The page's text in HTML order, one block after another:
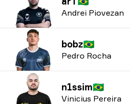
Andrei Piovezan
bobz🇧🇷
Pedro Rocha
n1ssim🇧🇷
Vinicius Pereira